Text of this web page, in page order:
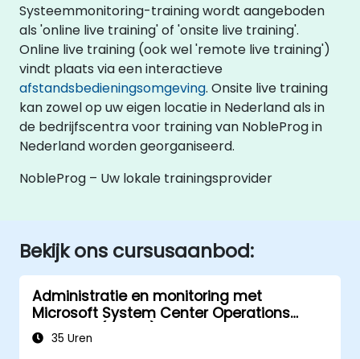
Systeemmonitoring-training wordt aangeboden
als 'online live training' of 'onsite live training'.
Online live training (ook wel 'remote live training')
vindt plaats via een interactieve
afstandsbedieningsomgeving. Onsite live training
kan zowel op uw eigen locatie in Nederland als in
de bedrijfscentra voor training van NobleProg in
Nederland worden georganiseerd.
NobleProg – Uw lokale trainingsprovider
Bekijk ons cursusaanbod:
Administratie en monitoring met
Microsoft System Center Operations
Manager (SCOM)
35 Uren